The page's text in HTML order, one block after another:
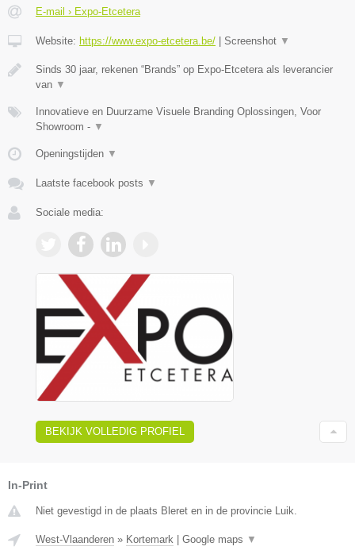
E-mail › Expo-Etcetera
Website: https://www.expo-etcetera.be/ | Screenshot ▼
Sinds 30 jaar, rekenen “Brands” op Expo-Etcetera als leverancier
van ▼
Innovatieve en Duurzame Visuele Branding Oplossingen, Voor
Showroom - ▼
Openingstijden ▼
Laatste facebook posts ▼
Sociale media:
BEKIJK VOLLEDIG PROFIEL
In-Print
Niet gevestigd in de plaats Bleret en in de provincie Luik.
West-Vlaanderen » Kortemark Google maps ▼